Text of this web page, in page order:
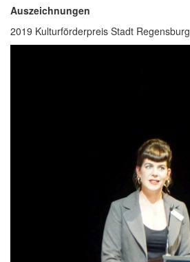
Auszeichnungen
2019 Kulturförderpreis Stadt Regensburg